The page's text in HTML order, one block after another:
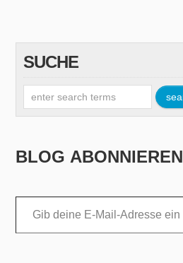
SUCHE
BLOG ABONNIEREN
Gib deine E-Mail-Adresse ein ...